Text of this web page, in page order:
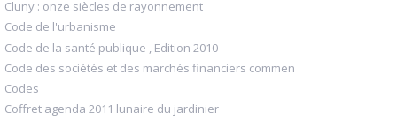
Cluny : onze siècles de rayonnement
Code de l'urbanisme
Code de la santé publique , Edition 2010
Code des sociétés et des marchés financiers commen
Codes
Coffret agenda 2011 lunaire du jardinier